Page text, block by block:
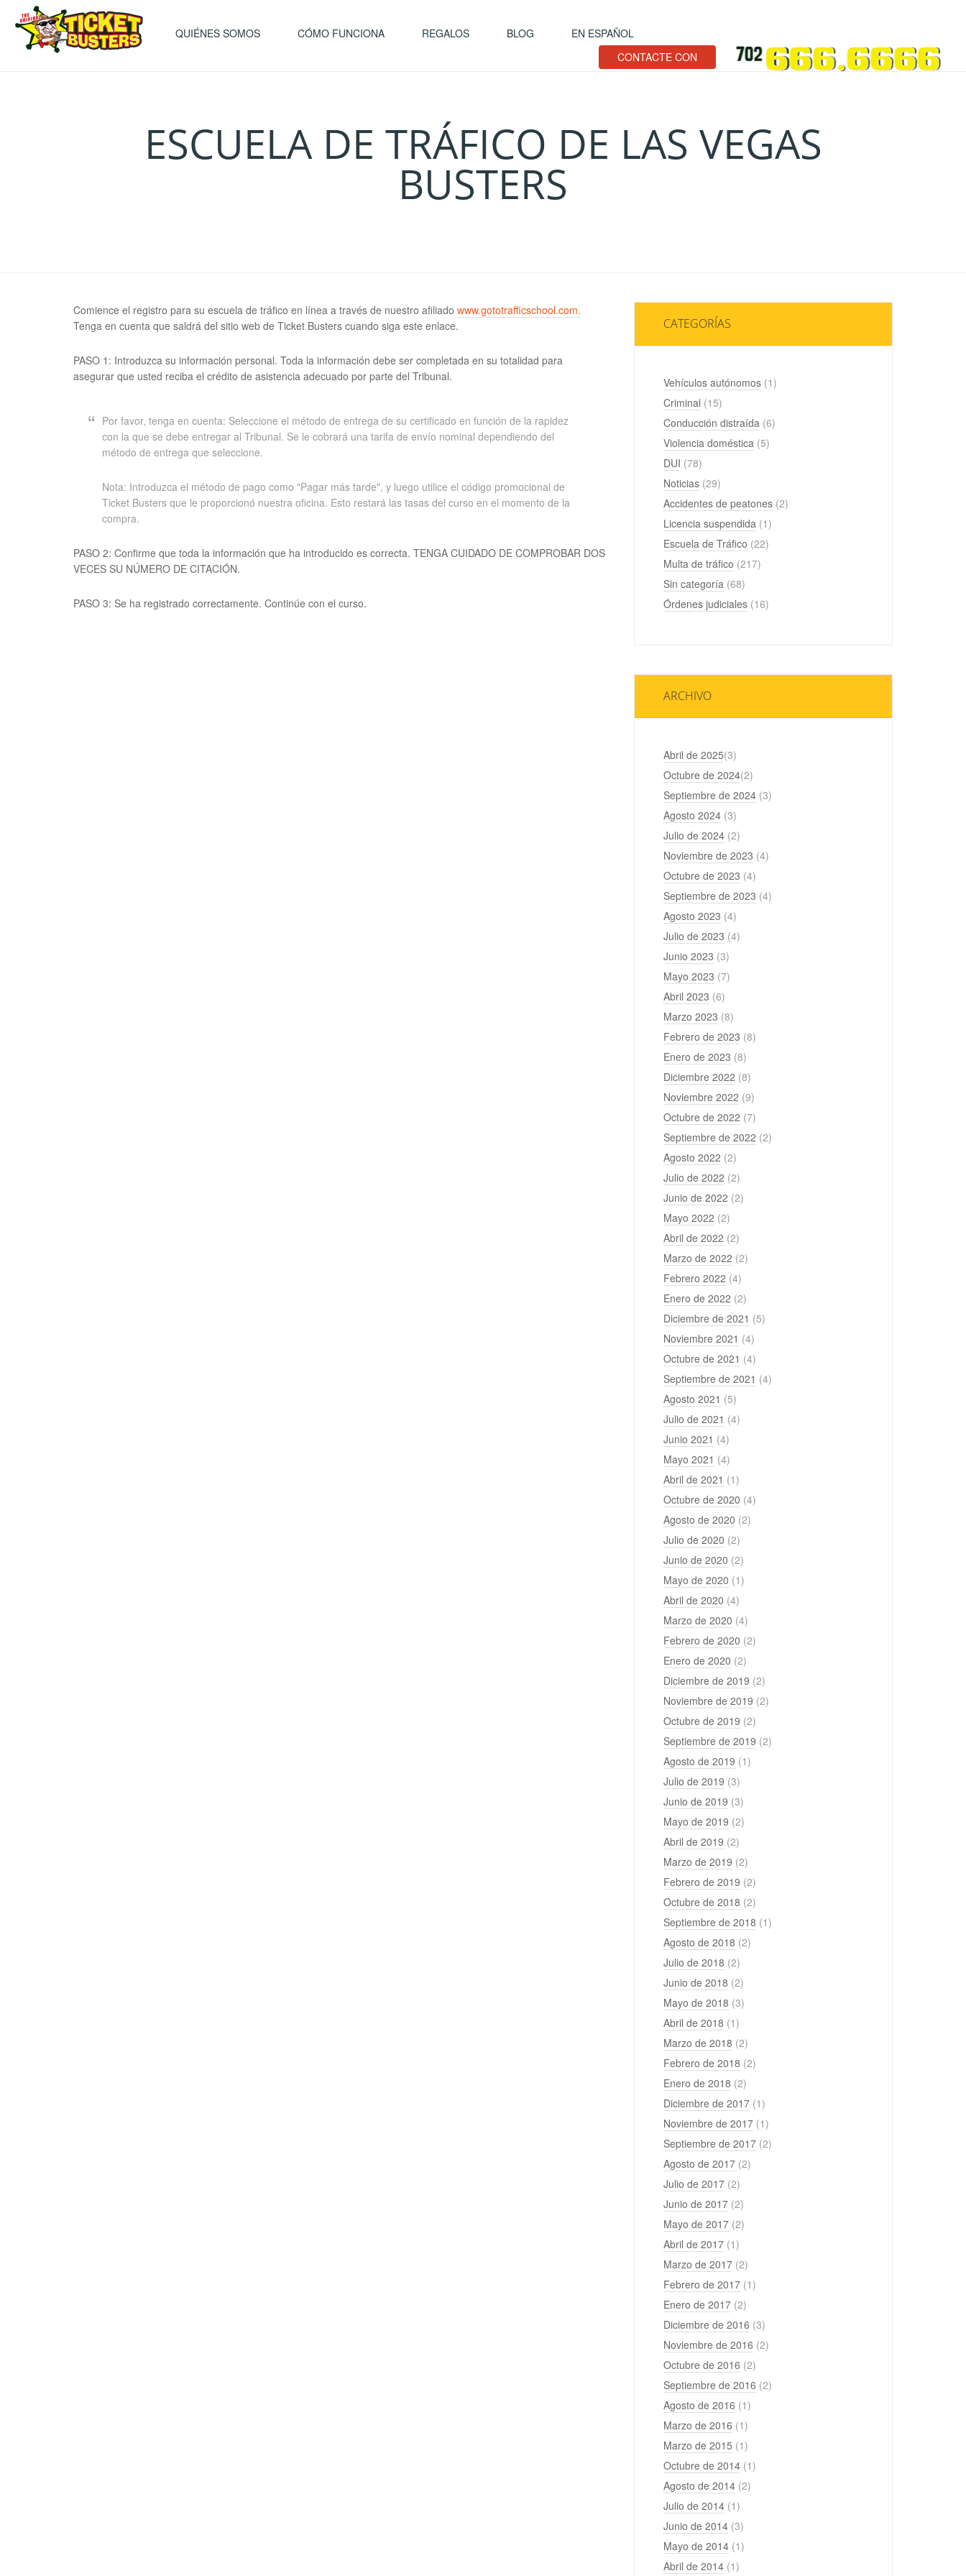
QUIÉNES SOMOS CÓMO FUNCIONA REGALOS BLOG
EN ESPAÑOL
CONTACTE CON
ESCUELA DE TRÁFICO DE LAS VEGAS
BUSTERS
Comience el registro para su escuela de tráfico en línea a través de nuestro afiliado www.gototrafficschool.com.
Tenga en cuenta que saldrá del sitio web de Ticket Busters cuando siga este enlace.
PASO 1: Introduzca su información personal. Toda la información debe ser completada en su totalidad para
asegurar que usted reciba el crédito de asistencia adecuado por parte del Tribunal.
Por favor, tenga en cuenta: Seleccione el método de entrega de su certificado en función de la rapidez
con la que se debe entregar al Tribunal. Se le cobrará una tarifa de envío nominal dependiendo del
método de entrega que seleccione.
Nota: Introduzca el método de pago como "Pagar más tarde", y luego utilice el código promocional de
Ticket Busters que le proporcionó nuestra oficina. Esto restará las tasas del curso en el momento de la
compra.
PASO 2: Confirme que toda la información que ha introducido es correcta. TENGA CUIDADO DE COMPROBAR DOS
VECES SU NÚMERO DE CITACIÓN.
PASO 3: Se ha registrado correctamente. Continúe con el curso.
CATEGORÍAS
Vehículos autónomos (1)
Criminal (15)
Conducción distraída (6)
Violencia doméstica (5)
DUI (78)
Noticias (29)
Accidentes de peatones (2)
Licencia suspendida (1)
Escuela de Tráfico (22)
Multa de tráfico (217)
Sin categoría (68)
Órdenes judiciales (16)
ARCHIVO
Abril de 2025(3)
Octubre de 2024(2)
Septiembre de 2024 (3)
Agosto 2024 (3)
Julio de 2024 (2)
Noviembre de 2023 (4)
Octubre de 2023 (4)
Septiembre de 2023 (4)
Agosto 2023 (4)
Julio de 2023 (4)
Junio 2023 (3)
Mayo 2023 (7)
Abril 2023 (6)
Marzo 2023 (8)
Febrero de 2023 (8)
Enero de 2023 (8)
Diciembre 2022 (8)
Noviembre 2022 (9)
Octubre de 2022 (7)
Septiembre de 2022 (2)
Agosto 2022 (2)
Julio de 2022 (2)
Junio de 2022 (2)
Mayo 2022 (2)
Abril de 2022 (2)
Marzo de 2022 (2)
Febrero 2022 (4)
Enero de 2022 (2)
Diciembre de 2021 (5)
Noviembre 2021 (4)
Octubre de 2021 (4)
Septiembre de 2021 (4)
Agosto 2021 (5)
Julio de 2021 (4)
Junio 2021 (4)
Mayo 2021 (4)
Abril de 2021 (1)
Octubre de 2020 (4)
Agosto de 2020 (2)
Julio de 2020 (2)
Junio de 2020 (2)
Mayo de 2020 (1)
Abril de 2020 (4)
Marzo de 2020 (4)
Febrero de 2020 (2)
Enero de 2020 (2)
Diciembre de 2019 (2)
Noviembre de 2019 (2)
Octubre de 2019 (2)
Septiembre de 2019 (2)
Agosto de 2019 (1)
Julio de 2019 (3)
Junio de 2019 (3)
Mayo de 2019 (2)
Abril de 2019 (2)
Marzo de 2019 (2)
Febrero de 2019 (2)
Octubre de 2018 (2)
Septiembre de 2018 (1)
Agosto de 2018 (2)
Julio de 2018 (2)
Junio de 2018 (2)
Mayo de 2018 (3)
Abril de 2018 (1)
Marzo de 2018 (2)
Febrero de 2018 (2)
Enero de 2018 (2)
Diciembre de 2017 (1)
Noviembre de 2017 (1)
Septiembre de 2017 (2)
Agosto de 2017 (2)
Julio de 2017 (2)
Junio de 2017 (2)
Mayo de 2017 (2)
Abril de 2017 (1)
Marzo de 2017 (2)
Febrero de 2017 (1)
Enero de 2017 (2)
Diciembre de 2016 (3)
Noviembre de 2016 (2)
Octubre de 2016 (2)
Septiembre de 2016 (2)
Agosto de 2016 (1)
Marzo de 2016 (1)
Marzo de 2015 (1)
Octubre de 2014 (1)
Agosto de 2014 (2)
Julio de 2014 (1)
Junio de 2014 (3)
Mayo de 2014 (1)
Abril de 2014 (1)